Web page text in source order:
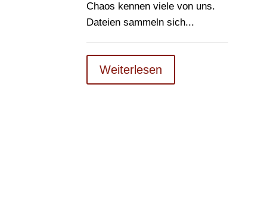
Chaos kennen viele von uns.
Dateien sammeln sich...
Weiterlesen